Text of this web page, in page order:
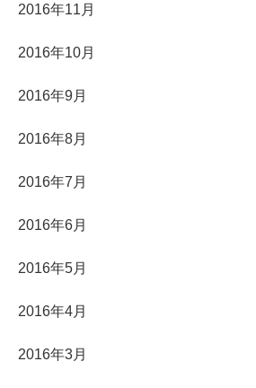
2016年11月
2016年10月
2016年9月
2016年8月
2016年7月
2016年6月
2016年5月
2016年4月
2016年3月